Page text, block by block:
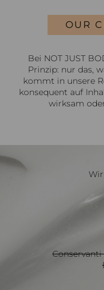
OUR
Bei NOT JUST
Prinzip: nur das,
kommt in unsere
konsequent auf
wirksam